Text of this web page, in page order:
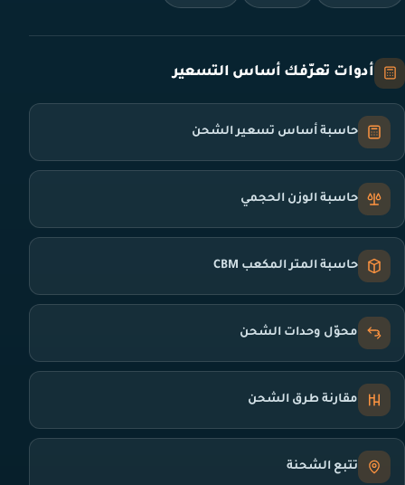
أدوات تعرّفك أساس التسعير
حاسبة أساس تسعير الشحن
حاسبة الوزن الحجمي
حاسبة المتر المكعب CBM
محوّل وحدات الشحن
مقارنة طرق الشحن
تتبع الشحنة